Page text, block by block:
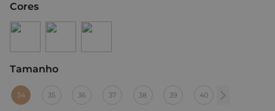
Cores
Tamanho
: 34
34 35 36 37 38 39 40